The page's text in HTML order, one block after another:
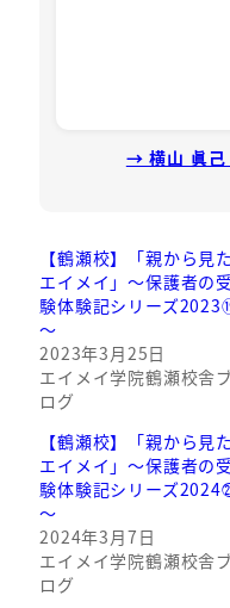
→ 横山 眞己
【鶴瀬校】「親から見た
エイメイ」～保護者の受
験体験記シリーズ
～
2023年3月25日
エイメイ学院鶴瀬校舎
ログ
【鶴瀬校】「親から見た
エイメイ」～保護者の受
験体験記シリーズ2024
～
2024年3月7日
エイメイ学院鶴瀬校舎
ログ